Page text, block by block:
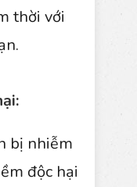
thời với
bị nhiễm
độc hại